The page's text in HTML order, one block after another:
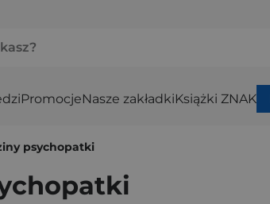
PromocjeNasze zakładkiKsiążki ZNAK
psychopatki